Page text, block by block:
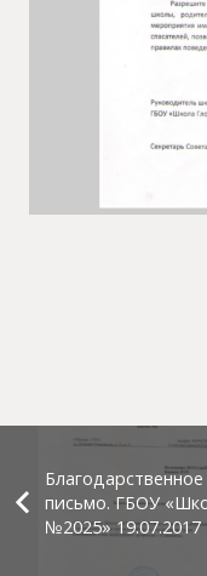
Благодарственное
письмо. ГБОУ
№2025» 19.07.2017